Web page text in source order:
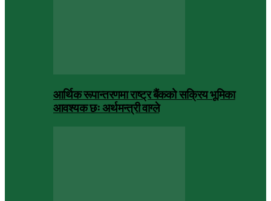
आर्थिक रूपान्तरणमा राष्ट्र बैंकको सक्रिय भूमिका
आवश्यक छः अर्थमन्त्री वाग्ले